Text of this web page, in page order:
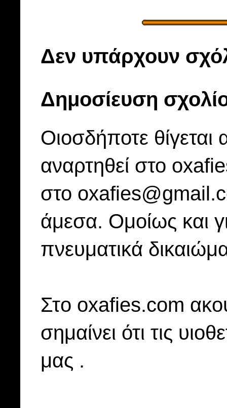
Δεν υπάρχουν
Δημοσίευση
Οιοσδήποτε
αναρτηθεί στο
στο
άμεσα. Ομοίως και
πνευματικά
Στo oxafies.com
σημαίνει ότι τις
μας .